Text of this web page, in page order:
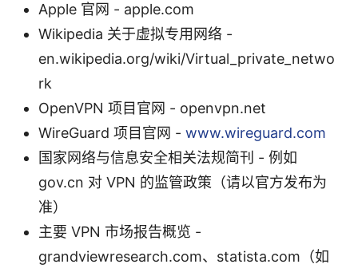
Apple 官网 - apple.com
Wikipedia 关于虚拟专用网络 -
en.wikipedia.org/wiki/Virtual_private_netwo
rk
OpenVPN 项目官网 - openvpn.net
WireGuard 项目官网 - www.wireguard.com
国家网络与信息安全相关法规简刊 - 例如
gov.cn 对 VPN 的监管政策（请以官方发布为
准）
主要 VPN 市场报告概览 -
grandviewresearch.com、statista.com（如